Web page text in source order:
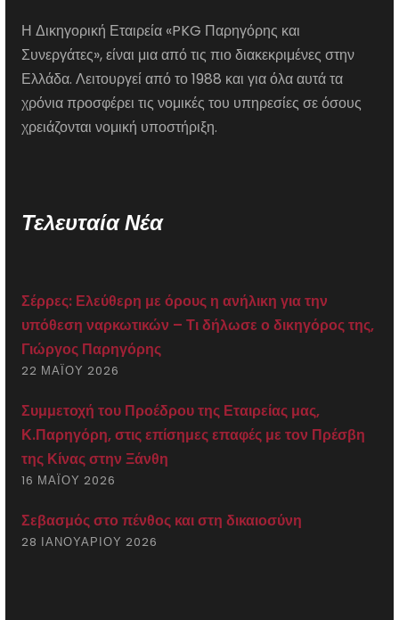
Η Δικηγορική Εταιρεία «PKG Παρηγόρης και
Συνεργάτες», είναι μια από τις πιο διακεκριμένες στην
Ελλάδα. Λειτουργεί από το 1988 και για όλα αυτά τα
χρόνια προσφέρει τις νομικές του υπηρεσίες σε όσους
χρειάζονται νομική υποστήριξη.
Τελευταία Νέα
Σέρρες: Ελεύθερη με όρους η ανήλικη για την
υπόθεση ναρκωτικών – Τι δήλωσε ο δικηγόρος της,
Γιώργος Παρηγόρης
22 ΜΑΪ́ΟΥ 2026
Συμμετοχή του Προέδρου της Εταιρείας μας,
Κ.Παρηγόρη, στις επίσημες επαφές με τον Πρέσβη
της Κίνας στην Ξάνθη
16 ΜΑΪ́ΟΥ 2026
Σεβασμός στο πένθος και στη δικαιοσύνη
28 ΙΑΝΟΥΑΡΊΟΥ 2026